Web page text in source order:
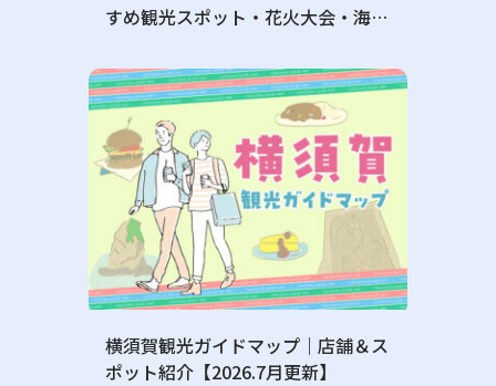
すめ観光スポット・花火大会・海水
横須賀観光ガイドマップ｜店舗＆ス
ポット紹介【2026.7月更新】